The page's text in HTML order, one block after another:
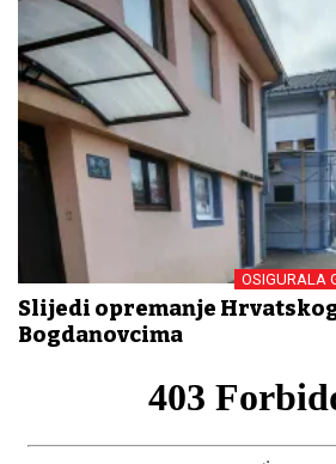
OSIGURALA
Slijedi opremanje
Bogdanovcima